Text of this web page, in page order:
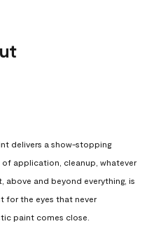
delivers a show-stopping
of application, cleanup, whatever
above and beyond everything, is
for the eyes that never
paint comes close.